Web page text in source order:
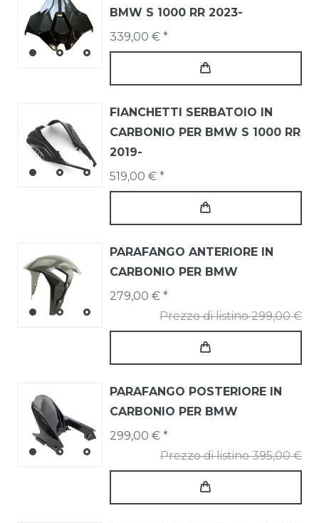
BMW S 1000 RR 2023-
339,00 € *
FIANCHETTI SERBATOIO IN
CARBONIO PER BMW S 1000 RR
2019-
519,00 € *
PARAFANGO ANTERIORE IN
CARBONIO PER BMW
Prezzo di listino 299,00 €
279,00 € *
PARAFANGO POSTERIORE IN
CARBONIO PER BMW
Prezzo di listino 395,00 €
299,00 € *